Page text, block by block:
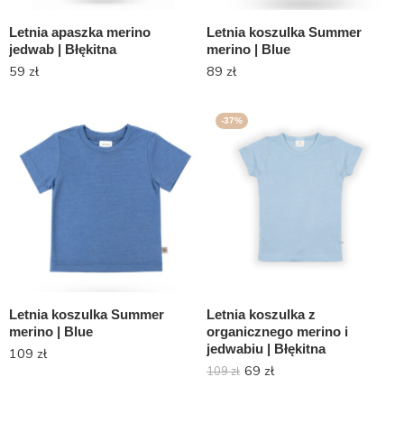
Letnia apaszka merino
jedwab | Błękitna
59 zł
Letnia koszulka Summer
merino | Blue
89 zł
Letnia koszulka Summer
merino | Blue
109 zł
-37%
Letnia koszulka z
organicznego merino i
jedwabiu | Błękitna
109zł 69 zł